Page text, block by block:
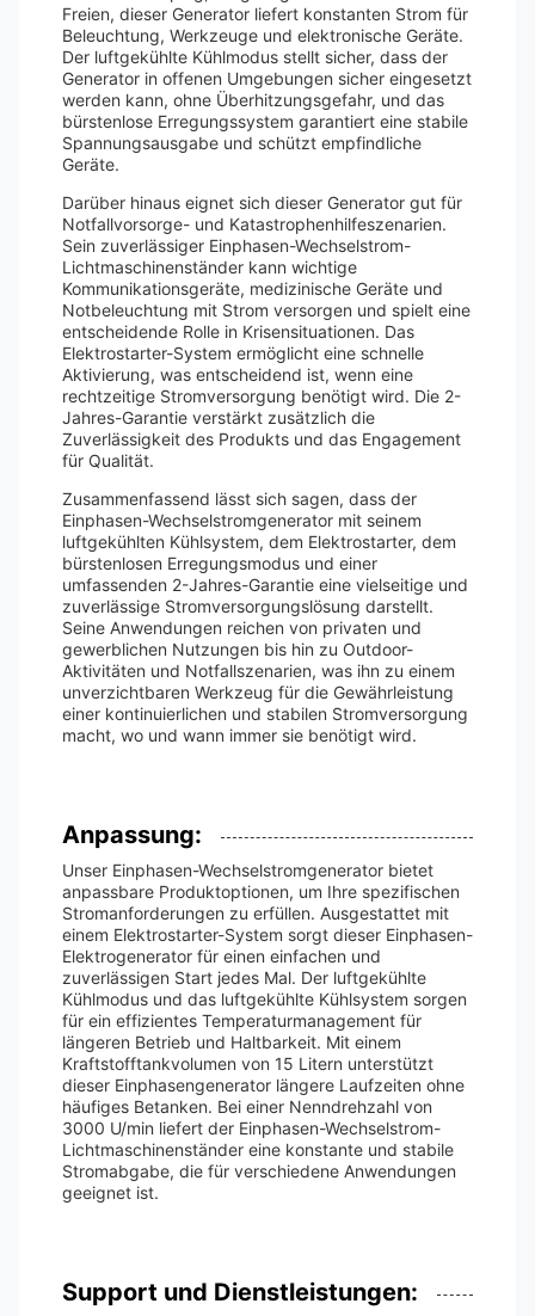
Freien, dieser Generator liefert konstanten Strom für
Beleuchtung, Werkzeuge und elektronische Geräte.
Der luftgekühlte Kühlmodus stellt sicher, dass der
Generator in offenen Umgebungen sicher eingesetzt
werden kann, ohne Überhitzungsgefahr, und das
bürstenlose Erregungssystem garantiert eine stabile
Spannungsausgabe und schützt empfindliche
Geräte.
Darüber hinaus eignet sich dieser Generator gut für
Notfallvorsorge- und Katastrophenhilfeszenarien.
Sein zuverlässiger Einphasen-Wechselstrom-
Lichtmaschinenständer kann wichtige
Kommunikationsgeräte, medizinische Geräte und
Notbeleuchtung mit Strom versorgen und spielt eine
entscheidende Rolle in Krisensituationen. Das
Elektrostarter-System ermöglicht eine schnelle
Aktivierung, was entscheidend ist, wenn eine
rechtzeitige Stromversorgung benötigt wird. Die 2-
Jahres-Garantie verstärkt zusätzlich die
Zuverlässigkeit des Produkts und das Engagement
für Qualität.
Zusammenfassend lässt sich sagen, dass der
Einphasen-Wechselstromgenerator mit seinem
luftgekühlten Kühlsystem, dem Elektrostarter, dem
bürstenlosen Erregungsmodus und einer
umfassenden 2-Jahres-Garantie eine vielseitige und
zuverlässige Stromversorgungslösung darstellt.
Seine Anwendungen reichen von privaten und
gewerblichen Nutzungen bis hin zu Outdoor-
Aktivitäten und Notfallszenarien, was ihn zu einem
unverzichtbaren Werkzeug für die Gewährleistung
einer kontinuierlichen und stabilen Stromversorgung
macht, wo und wann immer sie benötigt wird.
Anpassung:
Unser Einphasen-Wechselstromgenerator bietet
anpassbare Produktoptionen, um Ihre spezifischen
Stromanforderungen zu erfüllen. Ausgestattet mit
einem Elektrostarter-System sorgt dieser Einphasen-
Elektrogenerator für einen einfachen und
zuverlässigen Start jedes Mal. Der luftgekühlte
Kühlmodus und das luftgekühlte Kühlsystem sorgen
für ein effizientes Temperaturmanagement für
längeren Betrieb und Haltbarkeit. Mit einem
Kraftstofftankvolumen von 15 Litern unterstützt
dieser Einphasengenerator längere Laufzeiten ohne
häufiges Betanken. Bei einer Nenndrehzahl von
3000 U/min liefert der Einphasen-Wechselstrom-
Lichtmaschinenständer eine konstante und stabile
Stromabgabe, die für verschiedene Anwendungen
geeignet ist.
Support und Dienstleistungen: